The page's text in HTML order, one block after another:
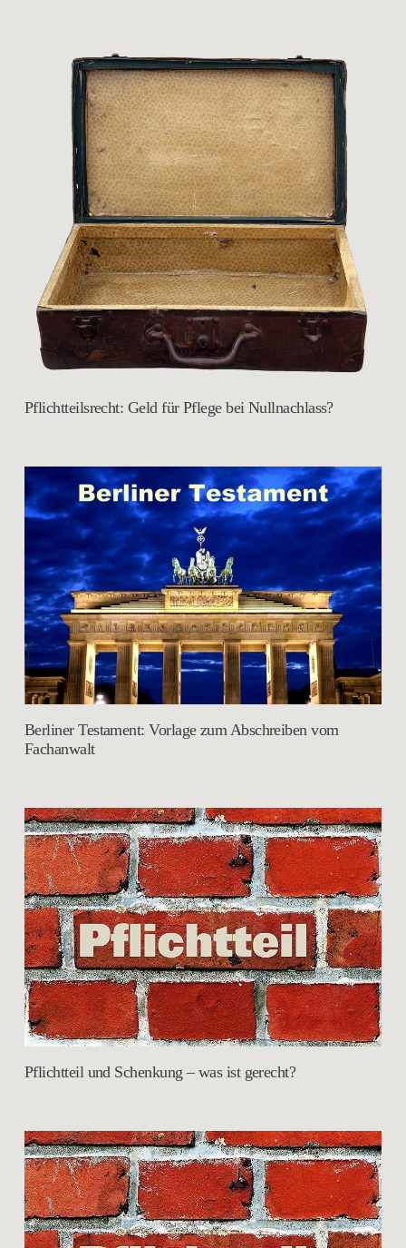
Pflichtteilsrecht: Geld für Pflege bei Nullnachlass?
Berliner Testament: Vorlage zum Abschreiben vom
Fachanwalt
Pflichtteil und Schenkung – was ist gerecht?